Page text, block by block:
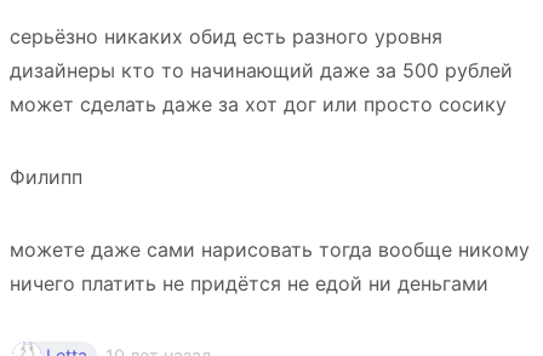
серьёзно никаких обид есть разного уровня
дизайнеры кто то начинающий даже за 500 рублей
может сделать даже за хот дог или просто сосику
Филипп
можете даже сами нарисовать тогда вообще никому
ничего платить не придётся не едой ни деньгами